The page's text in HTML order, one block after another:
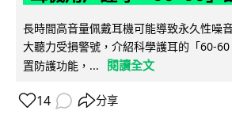
長時間高音量佩戴耳機可能導致永久性噪
大聽力受損警號，介紹科學護耳的「60-
置防護功能，...
閱讀全文
14 分享